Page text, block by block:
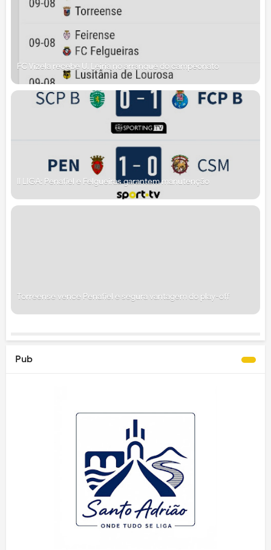
FC Vizela recebe U. Leiria no arranque do campeonato
II LIGA: Penafiel e Felgueiras garantem manutenção
Torreense vence Penafiel e segura vantagem do play-off
Pub